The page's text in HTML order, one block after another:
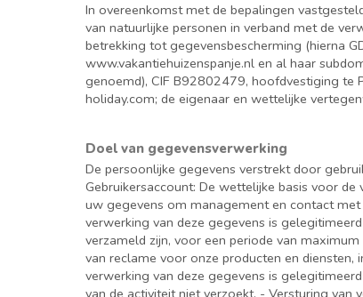
In overeenkomst met de bepalingen
van natuurlijke personen in verband met de
betrekking tot gegevensbescherming (hierna
www.vakantiehuizenspanje.nl en al haar
genoemd), CIF B92802479, hoofdvestiging te
holiday.com; de eigenaar en wettelijke
Doel van gegevensverwerking
De persoonlijke gegevens verstrekt door
Gebruikersaccount: De wettelijke basis voor
uw gegevens om management en contact
verwerking van deze gegevens is
verzameld zijn, voor een periode van
van reclame voor onze producten en
verwerking van deze gegevens is
van de activiteit niet verzoekt. - Versturing van